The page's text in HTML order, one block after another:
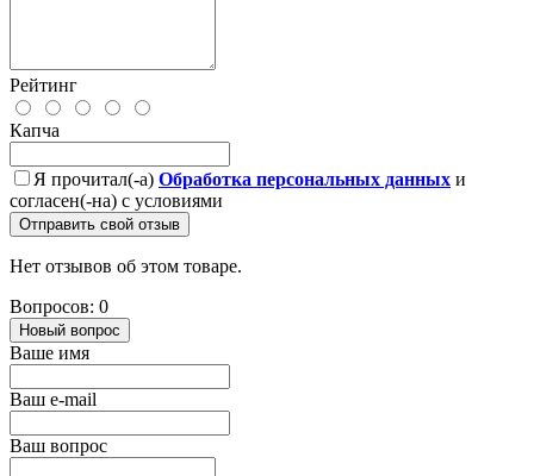
Рейтинг
Капча
Я прочитал(-а) Обработка персональных данных и
согласен(-на) с условиями
Отправить свой отзыв
Нет отзывов об этом товаре.
Вопросов: 0
Новый вопрос
Ваше имя
Ваш e-mail
Ваш вопрос